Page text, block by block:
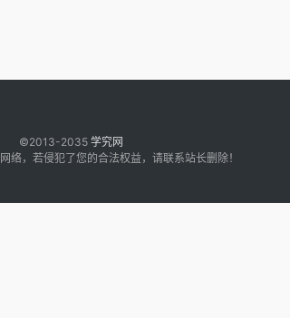
©2013-2035 学究网
络，若侵犯了您的合法权益，请联系站长删除！